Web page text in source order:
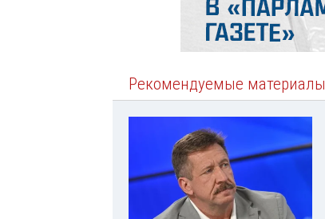
Рекомендуемые материалы